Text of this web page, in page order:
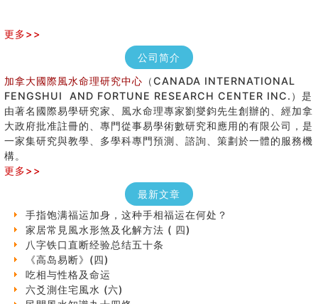
更多>>
公司简介
加拿大國際風水命理研究中心 （CANADA INTERNATIONAL
FENGSHUI AND FORTUNE RESEARCH CENTER INC.）是
由著名國際易學研究家、風水命理專家劉燮鈞先生創辦的、經加拿
大政府批准註冊的、專門從事易學術數研究和應用的有限公司，是
一家集研究與教學、多學科專門預測、諮詢、策劃於一體的服務機
構。
更多>>
最新文章
女性起名的用字講究
香港巨富霍英東命造 (名人八字淺析十）
七夕节 我国唯一一个以女性为主角传统节日
商舖大門的風水原則 (下)
手指饱满福运加身，这种手相福运在何处？
家居常見風水形煞及化解方法 ( 四)
八字铁口直断经验总结五十条
《高岛易断》(四)
吃相与性格及命运
六爻測住宅風水 (六)
民間風水知識九十四條